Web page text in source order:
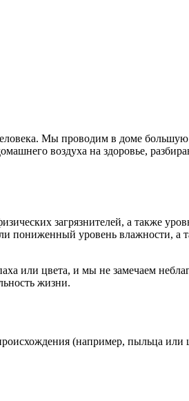
Мы проводим в доме
воздуха на здоровье,
загрязнителей, а также
пониженный уровень влажности, а
или цвета, и мы не замечаем
жизни.
(например, пыльца